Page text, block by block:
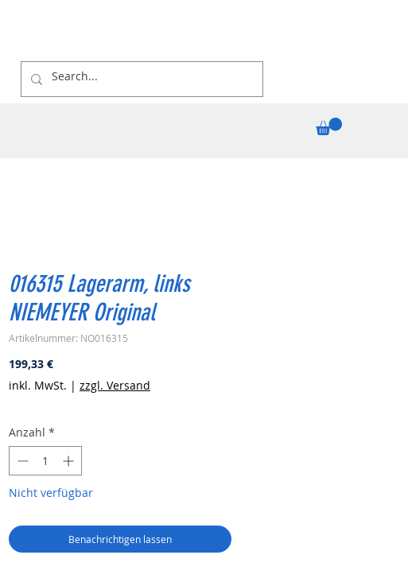
016315 Lagerarm, links
NIEMEYER Original
Artikelnummer: NO016315
199,33 €Preis
inkl. MwSt. | zzgl. Versand
Anzahl *
Nicht verfügbar
Benachrichtigen lassen